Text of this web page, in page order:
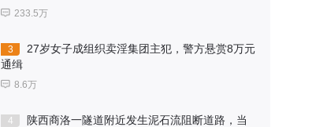
233.5万
3
27岁女子成组织卖淫集团主犯，警方悬赏8万元
通缉
8.6万
4
陕西商洛一隧道附近发生泥石流阻断道路，当